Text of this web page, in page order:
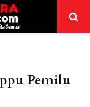
Pemilu